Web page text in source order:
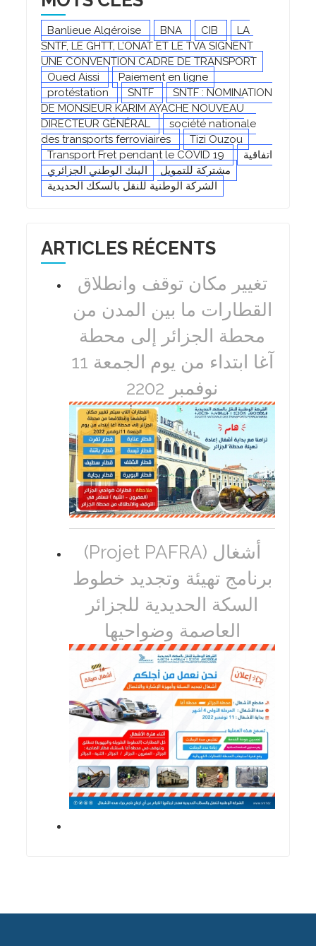
Banlieue Algéroise BNA CIB
LA
SNTF, LE GHTT, L’ONAT ET LE TVA SIGNENT
UNE CONVENTION CADRE DE TRANSPORT
Oued Aissi
Paiement en ligne
protéstation
SNTF
SNTF : NOMINATION
DE MONSIEUR KARIM AYACHE NOUVEAU
DIRECTEUR GÉNÉRAL
société nationale
des transports ferroviaires
Tizi Ouzou
Transport Fret pendant le COVID 19
اتفاقية
مشتركة للتمويل
البنك الوطني الجزائري
الشركة الوطنية للنقل بالسكك الحديدية
ARTICLES RÉCENTS
تغيير مكان توقف وانطلاق
القطارات ما بين المدن من
محطة الجزائر إلى محطة
آغا ابتداء من يوم الجمعة 11
نوفمبر 2202
(Projet PAFRA) أشغال
برنامج تهيئة وتجديد خطوط
السكة الحديدية للجزائر
العاصمة وضواحيها